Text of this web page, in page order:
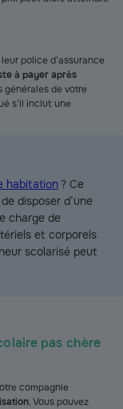
police d’assurance
à payer après
générales de votre
s’il inclut une
habitation ? Ce
disposer d’une
charge de
et corporels
scolarisé peut
pas chère
compagnie
. Vous pouvez